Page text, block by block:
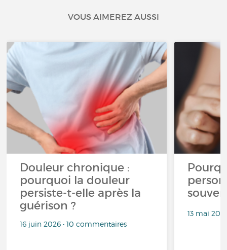
VOUS AIMEREZ AUSSI
Douleur chronique :
pourquoi la douleur
persiste-t-elle après la
guérison ?
16 juin 2026 • 10 commentaires
13 mai